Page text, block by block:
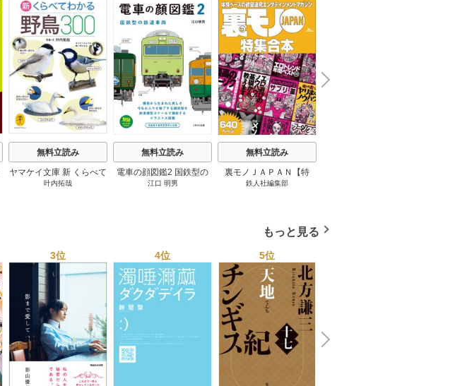
無料立読み
ヤマケイ文庫 新 くらべて
わかる野鳥300 1巻
叶内拓哉
無料立読み
電車の顔図鑑2 国鉄型の
鉄道車両 1巻
江口 明男
無料立読み
裏モノＪＡＰＡＮ【特
集】★超ボリューム版６
トレンド年間ベスト★お
学ぶ★夢のようなエロい
楽園３０ 1巻
鉄人社編集部
N
e
x
t
もっと見る
3位 4位 5位
N
x